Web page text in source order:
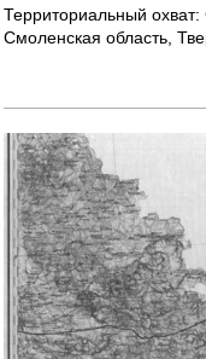
Территориальный охват:
Смоленская область,